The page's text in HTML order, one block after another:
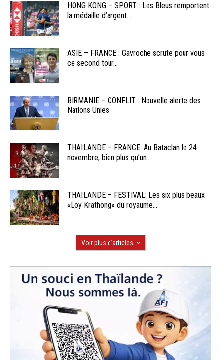
HONG KONG – SPORT : Les Bleus remportent
la médaille d’argent...
ASIE – FRANCE : Gavroche scrute pour vous
ce second tour...
BIRMANIE – CONFLIT : Nouvelle alerte des
Nations Unies
THAÏLANDE – FRANCE: Au Bataclan le 24
novembre, bien plus qu’un...
THAÏLANDE – FESTIVAL: Les six plus beaux
«Loy Krathong» du royaume...
Voir plus d'articles